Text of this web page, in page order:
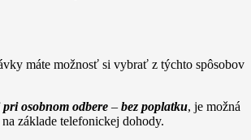
máte možnosť si vybrať z týchto spôsobov
osobnom odbere – bez poplatku, je možná
základe telefonickej dohody.